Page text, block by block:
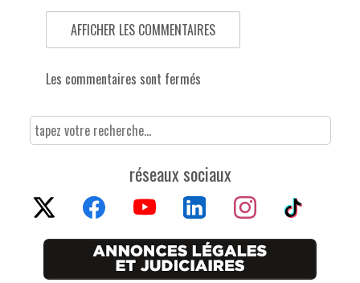
AFFICHER LES COMMENTAIRES
Les commentaires sont fermés
réseaux sociaux